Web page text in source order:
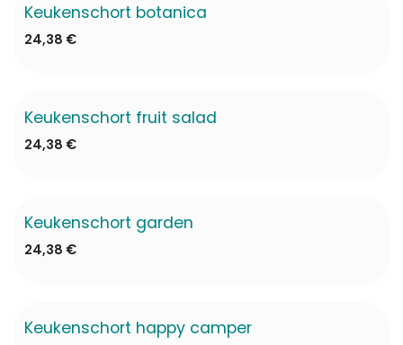
✖ Niet op voorraad
Keukenschort botanica
24,38 €
✖ Niet op voorraad
Keukenschort fruit salad
24,38 €
✖ Niet op voorraad
Keukenschort garden
24,38 €
✖ Niet op voorraad
Keukenschort happy camper